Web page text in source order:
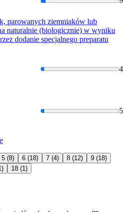
parowanych ziemniaków lub
naturalnie (biologicznie) w wyniku
dodanie specjalnego preparatu
4
5
5 (8) 6 (18) 7 (4) 8 (12) 9 (18)
18 (1)